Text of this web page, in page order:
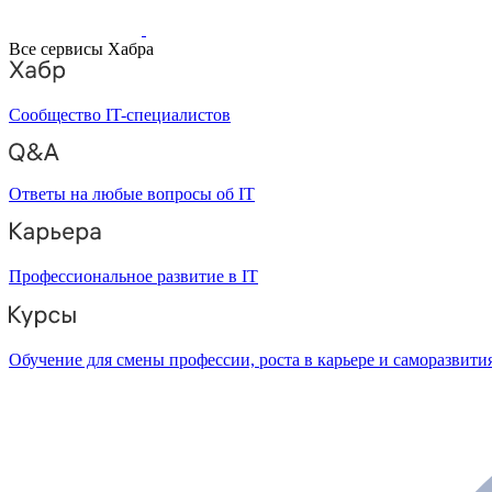
Все сервисы Хабра
Сообщество IT-специалистов
Ответы на любые вопросы об IT
Профессиональное развитие в IT
Обучение для смены профессии, роста в карьере и